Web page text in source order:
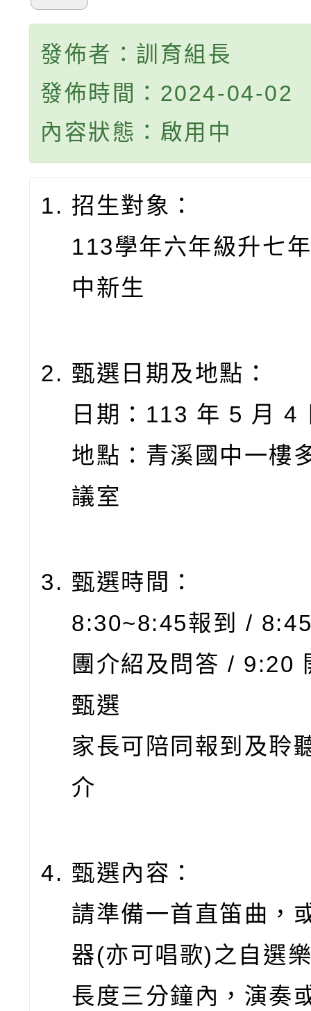
發佈者：訓育組長
發佈時間：2024-04-02
內容狀態：啟用中
招生對象：
113學年六年級升七
中新生
甄選日期及地點：
日期：113 年 5 月 4
地點：青溪國中一樓
議室
甄選時間：
8:30~8:45報到 /
團介紹及問答 / 9:20
甄選
家長可陪同報到及聆
介
甄選內容：
請準備一首直笛曲，
器(亦可唱歌)之自選
長度三分鐘內，演奏